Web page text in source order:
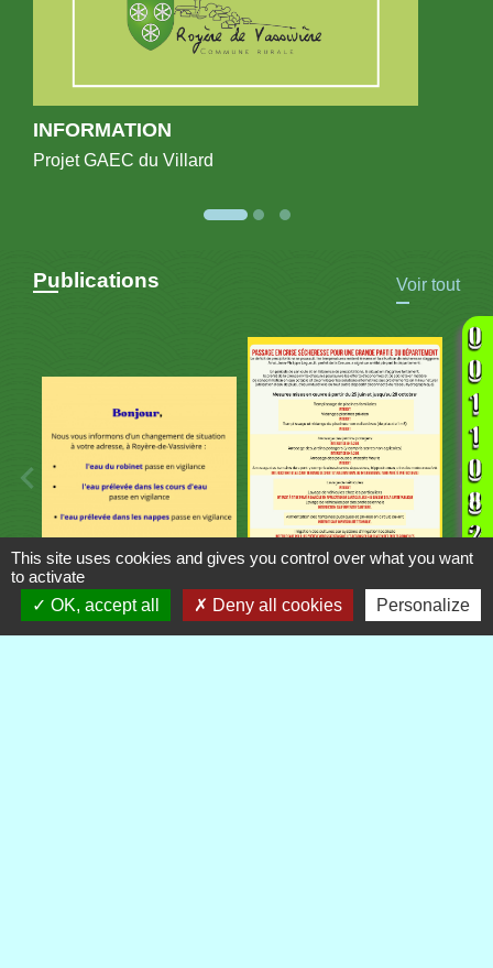
INFORMATION
Projet GAEC du Villard
Publications Voir tout
This site uses cookies and gives you control over what you want
to activate
OK, accept all
Deny all cookies Personalize